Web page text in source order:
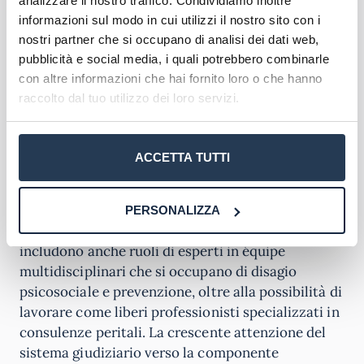
informazioni sul modo in cui utilizzi il nostro sito con i
nostri partner che si occupano di analisi dei dati web,
pubblicità e social media, i quali potrebbero combinarle
con altre informazioni che hai fornito loro o che hanno
raccolto dal tuo utilizzo dei loro servizi.
ACCETTA TUTTI
PERSONALIZZA
consulenza tecnica in ambito giudiziario, sia come
periti nominati dal giudice sia come consulenti
tecnici di parte.Potranno operare all’interno di
tribunali, studi legali, strutture sanitarie
pubbliche e private, comunità terapeutiche,
Le competenze acquisite permettono di redigere
minori, separazioni e divorzi, valutazioni di
capacità di intendere e volere, idoneità genitoriale
e pericolosità sociale. Gli sbocchi professionali
includono anche ruoli di esperti in équipe
multidisciplinari che si occupano di disagio
psicosociale e prevenzione, oltre alla possibilità di
lavorare come liberi professionisti specializzati in
consulenze peritali. La crescente attenzione del
sistema giudiziario verso la componente